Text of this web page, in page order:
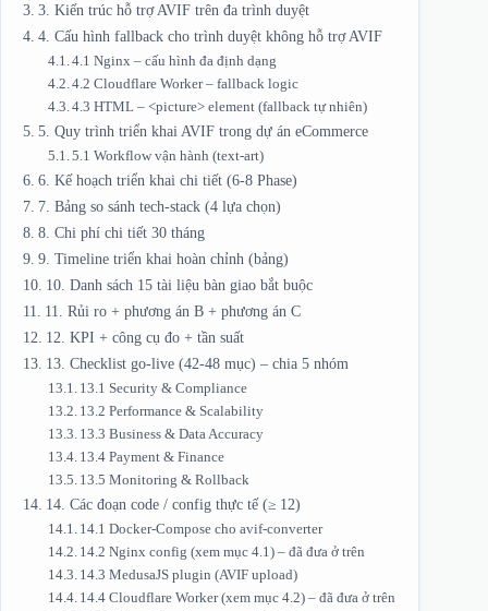
3. Kiến trúc hỗ trợ AVIF trên đa trình duyệt
4. Cấu hình fallback cho trình duyệt không hỗ trợ AVIF
4.1 Nginx – cấu hình đa định dạng
4.2 Cloudflare Worker – fallback logic
4.3 HTML – <picture> element (fallback tự nhiên)
5. Quy trình triển khai AVIF trong dự án eCommerce
5.1 Workflow vận hành (text‑art)
6. Kế hoạch triển khai chi tiết (6‑8 Phase)
7. Bảng so sánh tech‑stack (4 lựa chọn)
8. Chi phí chi tiết 30 tháng
9. Timeline triển khai hoàn chỉnh (bảng)
10. Danh sách 15 tài liệu bàn giao bắt buộc
11. Rủi ro + phương án B + phương án C
12. KPI + công cụ đo + tần suất
13. Checklist go‑live (42‑48 mục) – chia 5 nhóm
13.1 Security & Compliance
13.2 Performance & Scalability
13.3 Business & Data Accuracy
13.4 Payment & Finance
13.5 Monitoring & Rollback
14. Các đoạn code / config thực tế (≥ 12)
14.1 Docker‑Compose cho avif‑converter
14.2 Nginx config (xem mục 4.1) – đã đưa ở trên
14.3 MedusaJS plugin (AVIF upload)
14.4 Cloudflare Worker (xem mục 4.2) – đã đưa ở trên